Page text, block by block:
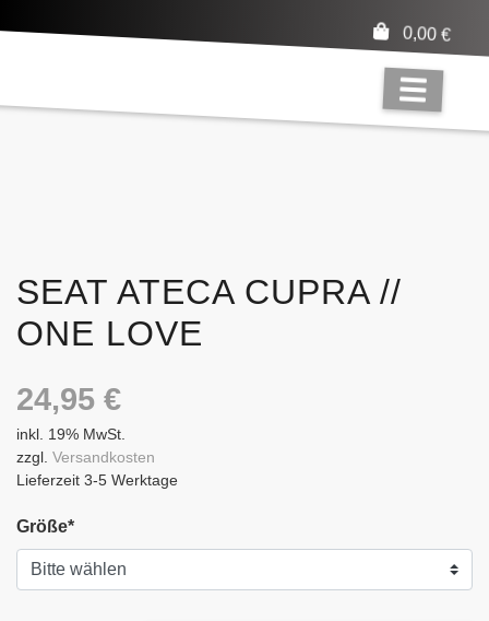
0,00€
SEAT ATECA CUPRA //
ONE LOVE
24,95 €
inkl. 19% MwSt.
zzgl. Versandkosten
Lieferzeit 3-5 Werktage
Größe*